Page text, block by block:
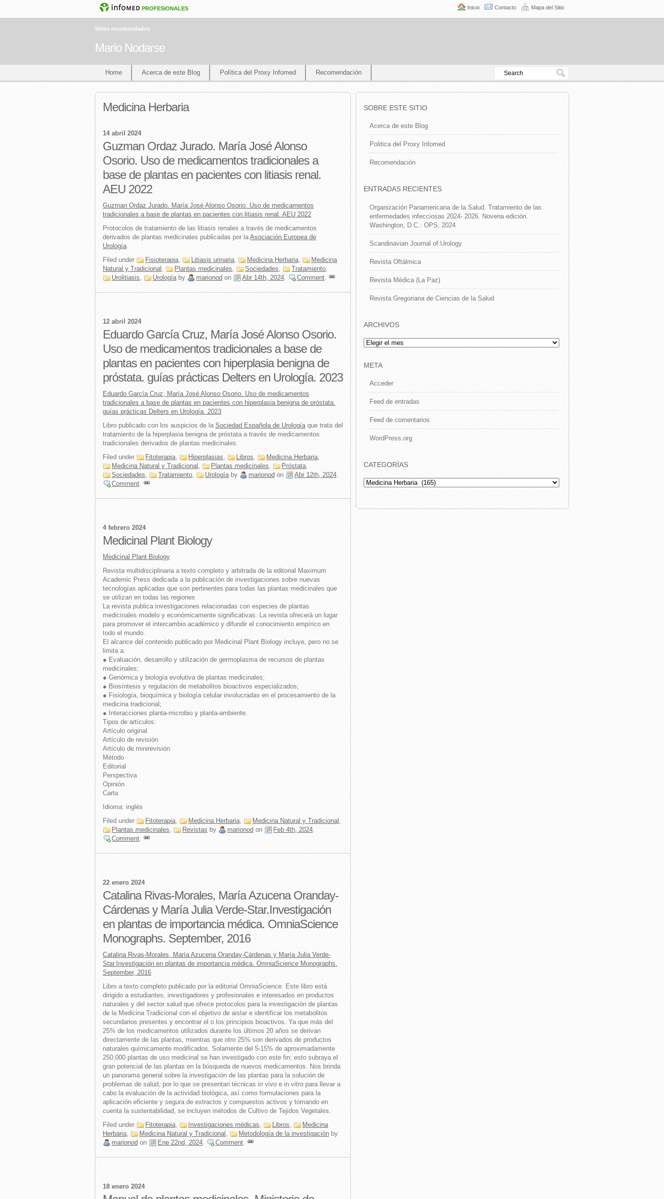
PROFESIONALES Inicio Contacto Mapa del Sitio
Sitios recomendados
Mario Nodarse
Home Acerca de este Blog Política del Proxy Infomed Recomendación
Medicina Herbaria
14 abril 2024
Guzman Ordaz Jurado. María José Alonso
Osorio. Uso de medicamentos tradicionales a
base de plantas en pacientes con litiasis renal.
AEU 2022
Guzman Ordaz Jurado. María José Alonso Osorio. Uso de medicamentos
tradicionales a base de plantas en pacientes con litiasis renal. AEU 2022
Protocolos de tratamiento de las litiasis renales a través de medicamentos
derivados de plantas medicinales publicadas por laAsociación Europea de
Urología.
Filed under
Fisioterapia, Litiasis urinaria, Medicina Herbaria,
Medicina
Natural y Tradicional , Plantas medicinales, Sociedades, Tratamiento,
Urolitiasis, Urologíaby marionod on Abr 14th, 2024. Comment.
12 abril 2024
Eduardo García Cruz, María José Alonso Osorio.
Uso de medicamentos tradicionales a base de
plantas en pacientes con hiperplasia benigna de
próstata. guías prácticas Delters en Urología. 2023
Eduardo García Cruz, María José Alonso Osorio. Uso de medicamentos
tradicionales a base de plantas en pacientes con hiperplasia benigna de próstata.
guías prácticas Delters en Urología. 2023
Libro publicado con los auspicios de la Sociedad Española de Urologíaque trata del
tratamiento de la hiperplasia benigna de próstata a través de medicamentos
tradicionales derivados de plantas medicinales.
Filed under
Fitoterapia, Hiperplasias, Libros, Medicina Herbaria,
Medicina Natural y Tradicional , Plantas medicinales, Próstata,
Sociedades, Tratamiento, Urologíaby marionod on Abr 12th, 2024.
Comment.
4 febrero 2024
Medicinal Plant Biology
Medicinal Plant Biology
Revista multidisciplinaria a texto completo y arbitrada de la editorial Maximum
Academic Press dedicada a la publicación de investigaciones sobre nuevas
tecnologías aplicadas que son pertinentes para todas las plantas medicinales que
se utilizan en todas las regiones
La revista publica investigaciones relacionadas con especies de plantas
medicinales modelo y económicamente significativas. La revista ofrecerá un lugar
para promover el intercambio académico y difundir el conocimiento empírico en
todo el mundo.
El alcance del contenido publicado por Medicinal Plant Biology incluye, pero no se
limita a:
● Evaluación, desarrollo y utilización de germoplasma de recursos de plantas
medicinales;
● Genómica y biología evolutiva de plantas medicinales;
● Biosíntesis y regulación de metabolitos bioactivos especializados;
● Fisiología, bioquímica y biología celular involucradas en el procesamiento de la
medicina tradicional;
● Interacciones planta-microbio y planta-ambiente.
Tipos de artículos:
Artículo original
Artículo de revisión
Artículo de minirevisión
Método
Editorial
Perspectiva
Opinión
Carta
Idioma: inglés
Filed under
Fitoterapia, Medicina Herbaria, Medicina Natural y Tradicional ,
Plantas medicinales, Revistas by marionod on Feb 4th, 2024.
Comment.
22 enero 2024
Catalina Rivas-Morales, María Azucena Oranday-
Cárdenas y María Julia Verde-Star.Investigación
en plantas de importancia médica. OmniaScience
Monographs. September, 2016
Catalina Rivas-Morales, María Azucena Oranday-Cárdenas y María Julia Verde-
Star.Investigación en plantas de importancia médica. OmniaScience Monographs.
September, 2016
Libro a texto completo publicado por la editorial OmniaScience. Este libro está
dirigido a estudiantes, investigadores y profesionales e interesados en productos
naturales y del sector salud que ofrece protocolos para la investigación de plantas
de la Medicina Tradicional con el objetivo de aislar e identificar los metabolitos
secundarios presentes y encontrar el o los principios bioactivos. Ya que más del
25% de los medicamentos utilizados durante los últimos 20 años se derivan
directamente de las plantas, mientras que otro 25% son derivados de productos
naturales químicamente modificados. Solamente del 5-15% de aproximadamente
250,000 plantas de uso medicinal se han investigado con este fin; esto subraya el
gran potencial de las plantas en la búsqueda de nuevos medicamentos. Nos brinda
un panorama general sobre la investigación de las plantas para la solución de
problemas de salud, por lo que se presentan técnicas in vivo e in vitro para llevar a
cabo la evaluación de la actividad biológica, así como formulaciones para la
aplicación eficiente y segura de extractos y compuestos activos y tomando en
cuenta la sustentabilidad, se incluyen métodos de Cultivo de Tejidos Vegetales.
Filed under
Fitoterapia, Investigaciones médicas, Libros,
Medicina
Herbaria, Medicina Natural y Tradicional , Metodología de la investigación by
marionod on Ene 22nd, 2024. Comment.
18 enero 2024
SOBRE ESTE SITIO
Acerca de este Blog
Politica del Proxy Infomed
Recomendación
ENTRADAS RECIENTES
Organización Panamericana de la Salud. Tratamiento de las
enfermedades infecciosas 2024- 2026. Novena edición.
Washington, D.C.: OPS; 2024
Scandinavian Journal of Urology
Revista Oftálmica
Revista Médica (La Paz)
Revista Gregoriana de Ciencias de la Salud
ARCHIVOS
Archivos
META
Acceder
Feed de entradas
Feed de comentarios
WordPress.org
CATEGORÍAS
Categorías